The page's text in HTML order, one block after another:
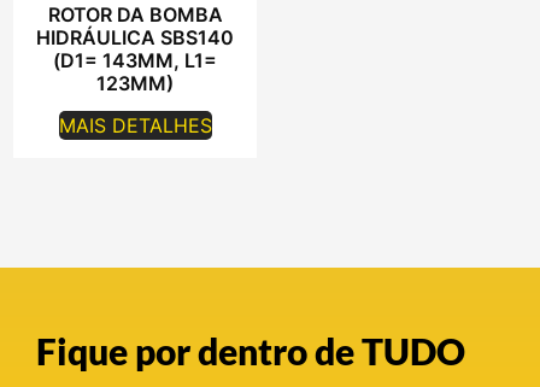
ROTOR DA BOMBA
HIDRÁULICA SBS140
(D1= 143MM, L1=
123MM)
MAIS DETALHES
Fique por dentro de TUDO